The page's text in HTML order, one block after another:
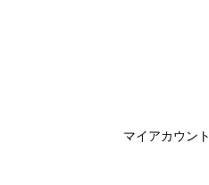
マイアカウント